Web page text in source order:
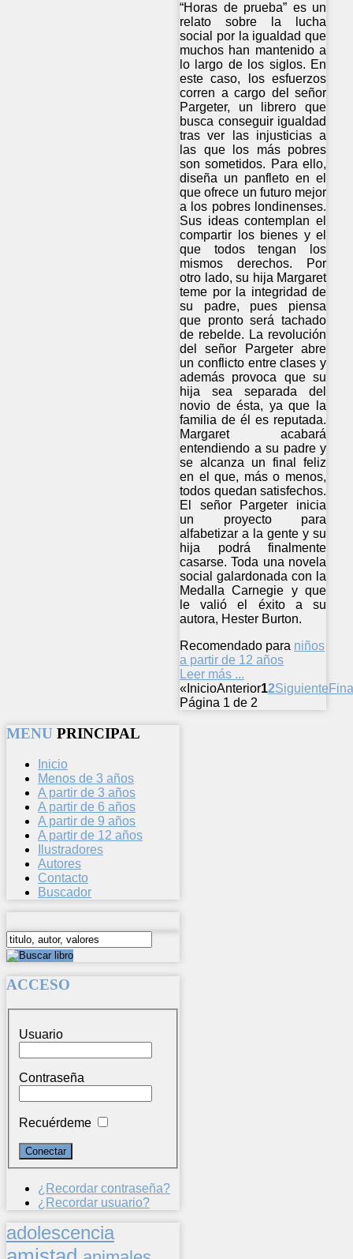
“Horas de prueba” es un
relato sobre la lucha
social por la igualdad que
muchos han mantenido a
lo largo de los siglos. En
este caso, los esfuerzos
corren a cargo del señor
Pargeter, un librero que
busca conseguir igualdad
tras ver las injusticias a
las que los más pobres
son sometidos. Para ello,
diseña un panfleto en el
que ofrece un futuro mejor
a los pobres londinenses.
Sus ideas contemplan el
compartir los bienes y el
que todos tengan los
mismos derechos. Por
otro lado, su hija Margaret
teme por la integridad de
su padre, pues piensa
que pronto será tachado
de rebelde. La revolución
del señor Pargeter abre
un conflicto entre clases y
además provoca que su
hija sea separada del
novio de ésta, ya que la
familia de él es reputada.
Margaret acabará
entendiendo a su padre y
se alcanza un final feliz
en el que, más o menos,
todos quedan satisfechos.
El señor Pargeter inicia
un proyecto para
alfabetizar a la gente y su
hija podrá finalmente
casarse. Toda una novela
social galardonada con la
Medalla Carnegie y que
le valió el éxito a su
autora, Hester Burton.
Recomendado para niños
a partir de 12 años
Leer más ...
« InicioAnterior12Siguiente
Página 1 de 2
MENU PRINCIPAL
Inicio
Menos de 3 años
A partir de 3 años
A partir de 6 años
A partir de 9 años
A partir de 12 años
Ilustradores
Autores
Contacto
Buscador
ACCESO
Usuario
Contraseña
Recuérdeme
¿Recordar contraseña?
¿Recordar usuario?
adolescencia